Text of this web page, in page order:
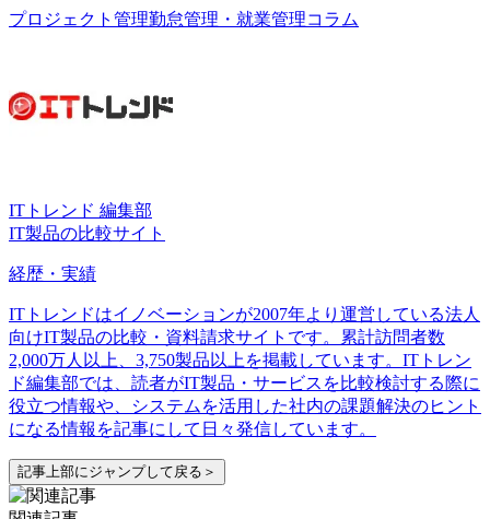
プロジェクト管理勤怠管理・就業管理コラム
ITトレンド 編集部
IT製品の比較サイト
経歴・実績
ITトレンドはイノベーションが2007年より運営している法人
向けIT製品の比較・資料請求サイトです。累計訪問者数
2,000万人以上、3,750製品以上を掲載しています。ITトレン
ド編集部では、読者がIT製品・サービスを比較検討する際に
役立つ情報や、システムを活用した社内の課題解決のヒント
になる情報を記事にして日々発信しています。
記事上部にジャンプして戻る＞